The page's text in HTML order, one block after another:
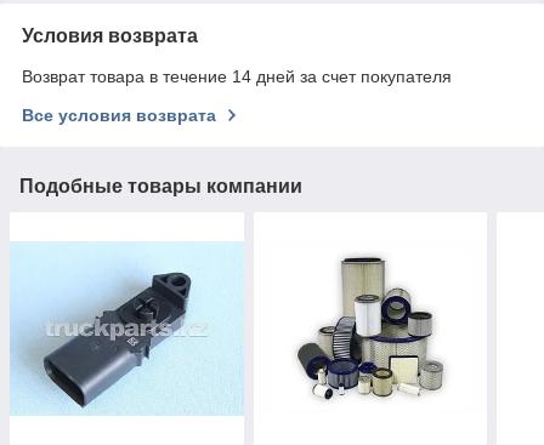
Условия возврата
Возврат товара в течение 14 дней за счет покупателя
Все условия возврата
Подобные товары компании